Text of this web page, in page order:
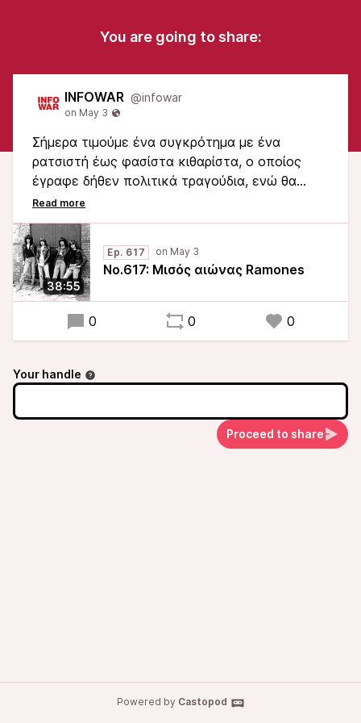
You are going to share:
INFOWAR @infowar
Σήμερα τιμούμε ένα συγκρότημα με ένα
ρατσιστή έως φασίστα κιθαρίστα, ο οποίος
έγραφε δήθεν πολιτικά τραγούδια, ενώ θα
ψήφιζε τον Ρόναλντ Ρήγκαν.
38:55
Ep. 617
Νο.617: Μισός αιώνας Ramones
0 0 0
Your handle
Proceed to share
Powered by Castopod